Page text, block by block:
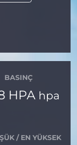
BASINÇ
HPA hpa
/ EN YÜKSEK